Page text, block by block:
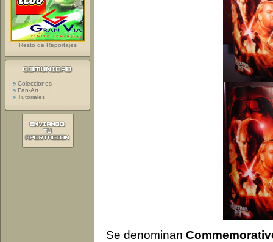
Se denominan
Resto de Reportajes
Colecciones
Fan-Art
Tutoriales